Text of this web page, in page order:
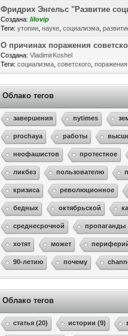
Фридрих Энгельс "Развитие
Создана:lilovip
Теги:утопии ,науке ,социализма ,
О причинах поражения
Создана:VladimirKoshel
Теги:социализма ,советского ,поражения
Облако тегов
завершения nytimes
prochaya работы
неофашистов протестное
ликбез пользователю
кризиса революционное
бедных октябрьской
среднесрочной пропаганды
хотят может
90-летию почему
Облако тегов
статья (20) истории (9)